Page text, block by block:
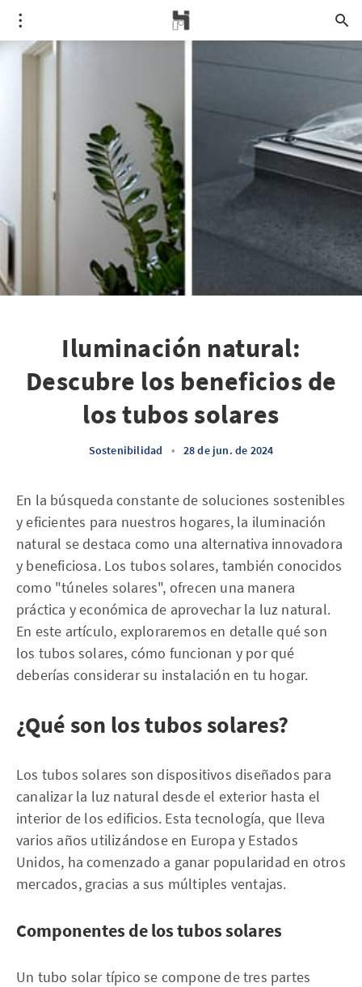
Iluminación natural:
Descubre los beneficios de
los tubos solares
Sostenibilidad • 28 de jun. de 2024
En la búsqueda constante de soluciones sostenibles
y eficientes para nuestros hogares, la iluminación
natural se destaca como una alternativa innovadora
y beneficiosa. Los tubos solares, también conocidos
como "túneles solares", ofrecen una manera
práctica y económica de aprovechar la luz natural.
En este artículo, exploraremos en detalle qué son
los tubos solares, cómo funcionan y por qué
deberías considerar su instalación en tu hogar.
¿Qué son los tubos solares?
Los tubos solares son dispositivos diseñados para
canalizar la luz natural desde el exterior hasta el
interior de los edificios. Esta tecnología, que lleva
varios años utilizándose en Europa y Estados
Unidos, ha comenzado a ganar popularidad en otros
mercados, gracias a sus múltiples ventajas.
Componentes de los tubos solares
Un tubo solar típico se compone de tres partes